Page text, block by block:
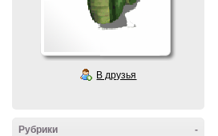
В друзья
-
Рубрики